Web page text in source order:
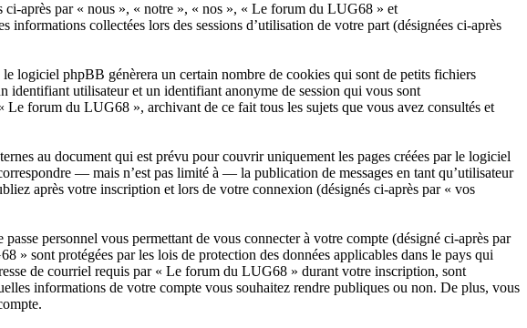
après par « nous », « notre », « nos », « Le forum du LUG68 » et
collectées lors des sessions d’utilisation de votre part (désignées ci-après
logiciel phpBB génèrera un certain nombre de cookies qui sont de petits fichiers
identifiant utilisateur et un identifiant anonyme de session qui vous sont
forum du LUG68 », archivant de ce fait tous les sujets que vous avez consultés et
au document qui est prévu pour couvrir uniquement les pages créées par le logiciel
— mais n’est pas limité à — la publication de messages en tant qu’utilisateur
après votre inscription et lors de votre connexion (désignés ci-après par « vos
personnel vous permettant de vous connecter à votre compte (désigné ci-après par
sont protégées par les lois de protection des données applicables dans le pays qui
de courriel requis par « Le forum du LUG68 » durant votre inscription, sont
informations de votre compte vous souhaitez rendre publiques ou non. De plus, vous